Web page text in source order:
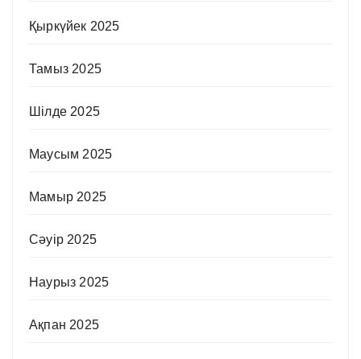
Қыркүйек 2025
Тамыз 2025
Шілде 2025
Маусым 2025
Мамыр 2025
Сәуір 2025
Наурыз 2025
Ақпан 2025